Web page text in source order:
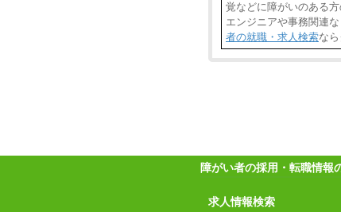
覚などに障がいのある
エンジニアや事務関連
者の就職・求人検索な
障がい者の採用・転職情報
求人情報検索